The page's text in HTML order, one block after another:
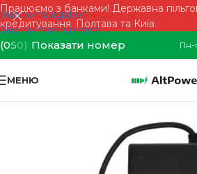
Skip to navigation
Skip to main content
Працюємо з банками! Державна
кредитування. Полтава та Київ.
(050) Показати номер Пн-
МЕНЮ